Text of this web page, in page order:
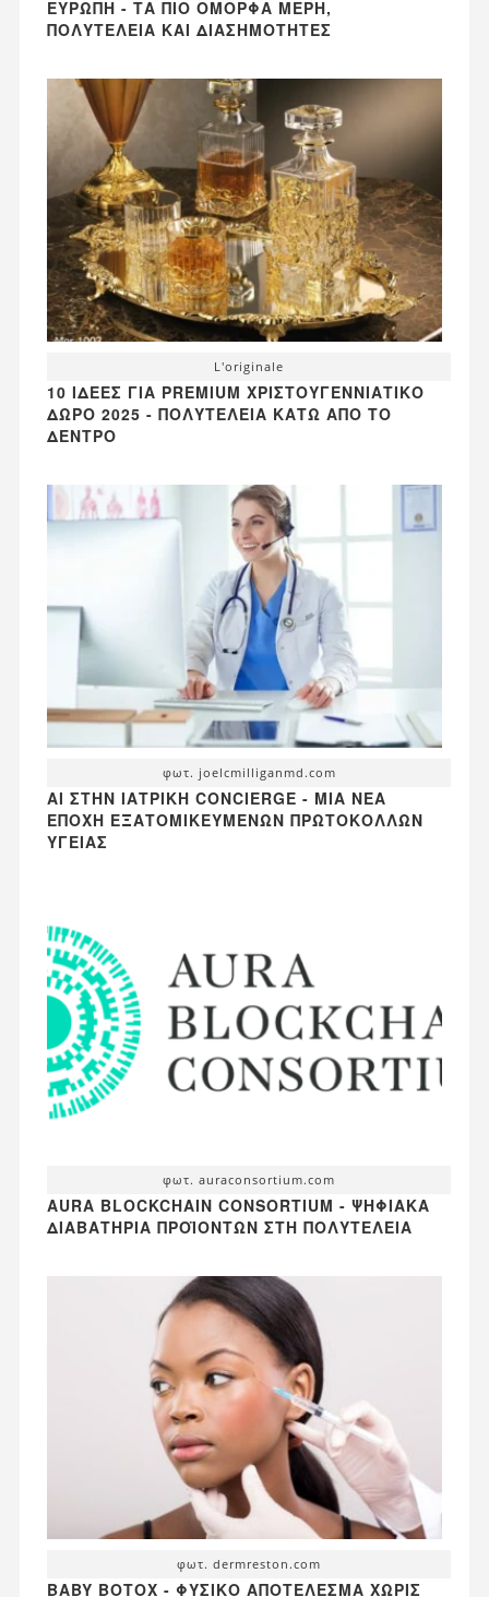
ΕΥΡΏΠΗ - ΤΑ ΠΙΟ ΌΜΟΡΦΑ ΜΈΡΗ,
ΠΟΛΥΤΈΛΕΙΑ ΚΑΙ ΔΙΑΣΗΜΌΤΗΤΕΣ
L'originale
10 ΙΔΈΕΣ ΓΙΑ PREMIUM ΧΡΙΣΤΟΥΓΕΝΝΙΆΤΙΚΟ
ΔΏΡΟ 2025 - ΠΟΛΥΤΈΛΕΙΑ ΚΆΤΩ ΑΠΌ ΤΟ
ΔΈΝΤΡΟ
φωτ. joelcmilliganmd.com
AI ΣΤΗΝ ΙΑΤΡΙΚΉ CONCIERGE - ΜΙΑ ΝΈΑ
ΕΠΟΧΉ ΕΞΑΤΟΜΙΚΕΥΜΈΝΩΝ ΠΡΩΤΟΚΌΛΛΩΝ
ΥΓΕΊΑΣ
φωτ. auraconsortium.com
AURA BLOCKCHAIN CONSORTIUM - ΨΗΦΙΑΚΆ
ΔΙΑΒΑΤΉΡΙΑ ΠΡΟΪΌΝΤΩΝ ΣΤΗ ΠΟΛΥΤΈΛΕΙΑ
φωτ. dermreston.com
BABY BOTOX - ΦΥΣΙΚΌ ΑΠΟΤΈΛΕΣΜΑ ΧΩΡΊΣ